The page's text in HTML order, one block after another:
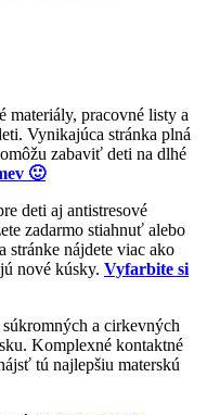
materiály, pracovné listy a
Vynikajúca stránka plná
zabaviť deti na dlhé
🙂
deti aj antistresové
zadarmo stiahnuť alebo
nájdete viac ako
nové kúsky. Vyfarbite si
a cirkevných
Komplexné kontaktné
tú najlepšiu materskú